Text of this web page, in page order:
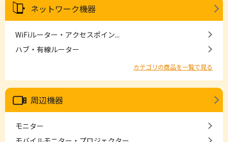
ネットワーク機器
WiFiルーター・アクセスポイン...
ハブ・有線ルーター
カテゴリの商品を一覧で見る
周辺機器
モニター